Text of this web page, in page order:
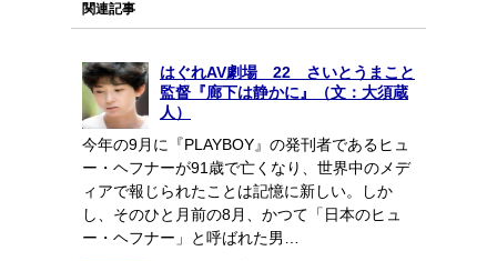
関連記事
はぐれAV劇場 22 さいとうまこと
監督『廊下は静かに』（文：大須蔵
人）
今年の9月に『PLAYBOY』の発刊者であるヒュ
ー・ヘフナーが91歳で亡くなり、世界中のメデ
ィアで報じられたことは記憶に新しい。しか
し、そのひと月前の8月、かつて「日本のヒュ
ー・ヘフナー」と呼ばれた男…